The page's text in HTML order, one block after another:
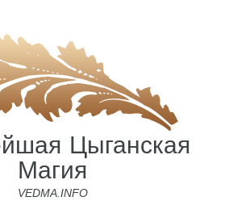
Цыганская
Магия
VEDMA.INFO